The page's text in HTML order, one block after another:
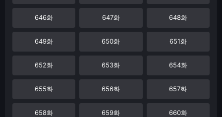
646화 647화 648화
649화 650화 651화
652화 653화 654화
655화 656화 657화
658화 659화 660화